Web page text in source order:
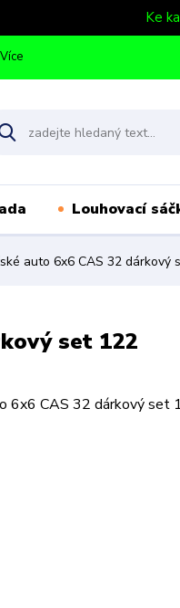
Ke
Více
Louhovací
auto 6x6 CAS 32 dárkový
set 122